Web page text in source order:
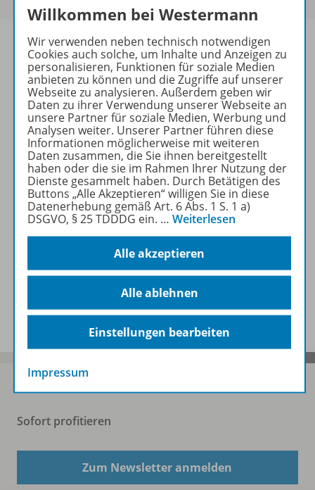
Informationen
Beschreibung
Weitere Inhalte der Ausgabe
Ergänzende Materialien
Sofort profitieren
Zum Newsletter anmelden
Willkommen bei Westermann
Wir verwenden neben technisch notwendigen
Cookies auch solche, um Inhalte und Anzeigen zu
personalisieren, Funktionen für soziale Medien
anbieten zu können und die Zugriffe auf unserer
Webseite zu analysieren. Außerdem geben wir
Daten zu ihrer Verwendung unserer Webseite an
unsere Partner für soziale Medien, Werbung und
Analysen weiter. Unserer Partner führen diese
Informationen möglicherweise mit weiteren
Daten zusammen, die Sie ihnen bereitgestellt
haben oder die sie im Rahmen Ihrer Nutzung der
Dienste gesammelt haben. Durch Betätigen des
Buttons „Alle Akzeptieren“ willigen Sie in diese
Datenerhebung gemäß Art. 6 Abs. 1 S. 1 a)
DSGVO, § 25 TDDDG ein. … Weiterlesen
Alle akzeptieren
Alle ablehnen
Einstellungen bearbeiten
Impressum